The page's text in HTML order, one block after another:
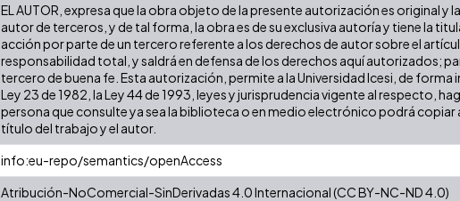
EL AUTOR, expresa que la obra objeto de la presente autorización es original
autor de terceros, y de tal forma, la obra es de su exclusiva autoría y tiene la
acción por parte de un tercero referente a los derechos de autor sobre el
responsabilidad total, y saldrá en defensa de los derechos aquí autorizados;
tercero de buena fe. Esta autorización, permite a la Universidad Icesi, de
Ley 23 de 1982, la Ley 44 de 1993, leyes y jurisprudencia vigente al respecto,
persona que consulte ya sea la biblioteca o en medio electrónico podrá
título del trabajo y el autor.
info:eu-repo/semantics/openAccess
Atribución-NoComercial-SinDerivadas 4.0 Internacional (CC BY-NC-ND 4.0)